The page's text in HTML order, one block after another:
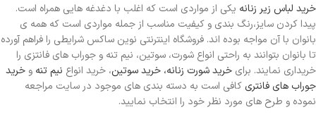
خرید لباس زیر زنانه یکی از مواردی است که اغلب با دغدغه هایی همراه است.
پیدا کردن سایز،رنگ بندی و کیفیت مناسب از جمله مواردی است که همه ی
بانوان با آن مواجه بوده اند. فروشگاه اینترنتی نوین ساکس شرایطی را فراهم آورده
تا بانوان بتوانند به راحتی انواع شورت، سوتین، نیم تنه و جوراب های فانتزی را
خریداری نمایند. برای خرید شورت زنانه، خرید سوتین، خرید انواع نیم تنه و خرید
جوراب های فانتری کافی است به دسته بندی های موجود در سایت مراجعه
نموده و طرح های مورد نظر خود را انتخاب نمایید.